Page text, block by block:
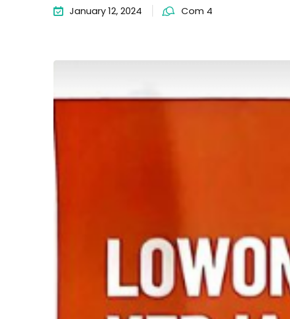
January 12, 2024 Com 4